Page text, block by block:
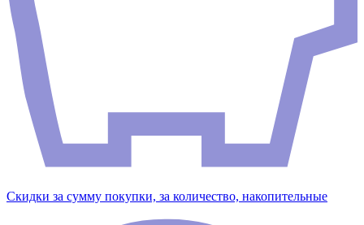
Скидки за сумму покупки, за количество, накопительные